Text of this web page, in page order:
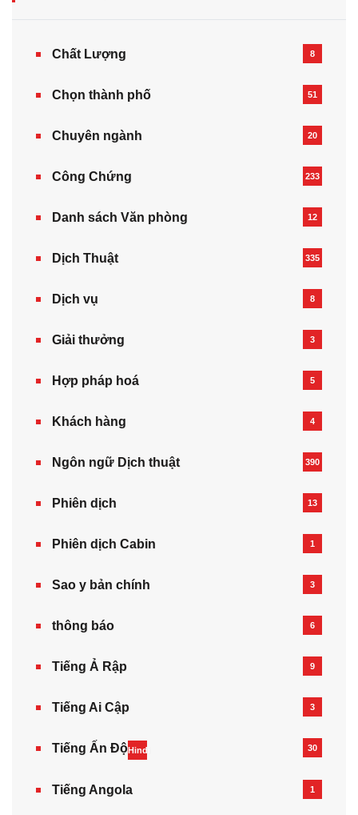
Chất Lượng 8
Chọn thành phố 51
Chuyên ngành 20
Công Chứng 233
Danh sách Văn phòng 12
Dịch Thuật 335
Dịch vụ 8
Giải thưởng 3
Hợp pháp hoá 5
Khách hàng 4
Ngôn ngữ Dịch thuật 390
Phiên dịch 13
Phiên dịch Cabin 1
Sao y bản chính 3
thông báo 6
Tiếng Ả Rập 9
Tiếng Ai Cập 3
Tiếng Ấn ĐộHindi 30
Tiếng Angola 1